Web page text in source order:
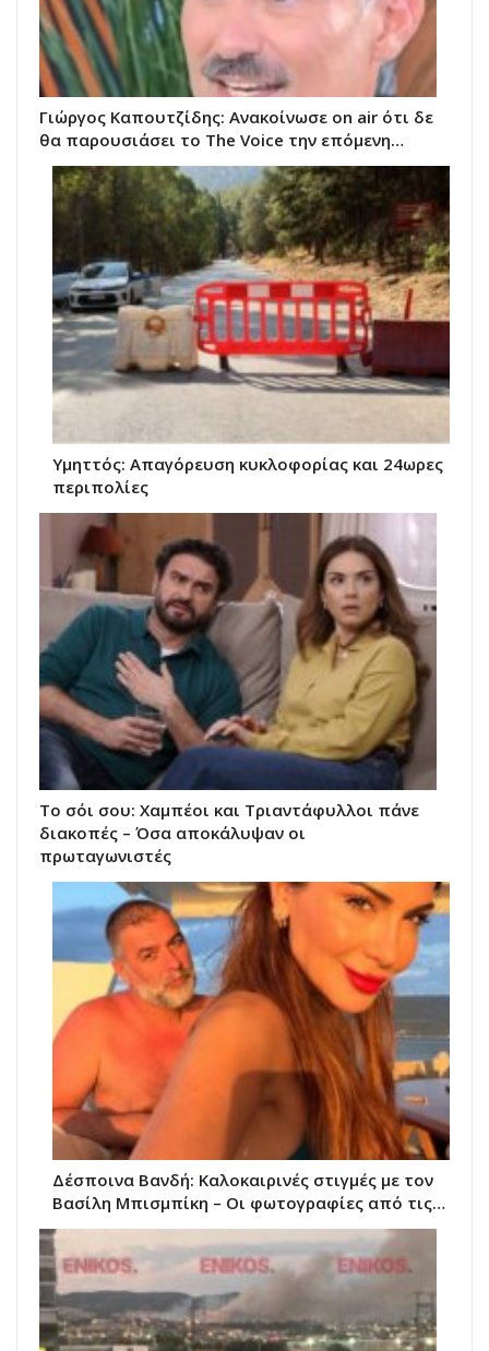
Γιώργος Καπουτζίδης: Ανακοίνωσε on air ότι δε
θα παρουσιάσει το The Voice την επόμενη…
Υμηττός: Απαγόρευση κυκλοφορίας και 24ωρες
περιπολίες
Το σόι σου: Χαμπέοι και Τριαντάφυλλοι πάνε
διακοπές – Όσα αποκάλυψαν οι
πρωταγωνιστές
Δέσποινα Βανδή: Καλοκαιρινές στιγμές με τον
Βασίλη Μπισμπίκη – Οι φωτογραφίες από τις…